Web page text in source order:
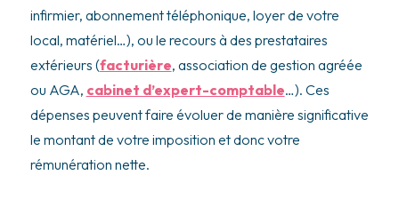
infirmier, abonnement téléphonique, loyer de votre
local, matériel…), ou le recours à des prestataires
extérieurs (facturière, association de gestion agréée
ou AGA, cabinet d’expert-comptable…). Ces
dépenses peuvent faire évoluer de manière significative
le montant de votre imposition et donc votre
rémunération nette.